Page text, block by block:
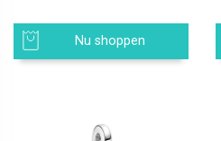
Nu shoppen